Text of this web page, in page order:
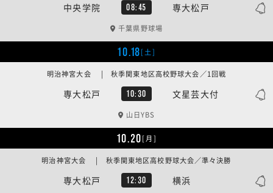
中央学院 08:45 専大松戸
千葉県野球場
10.18[土]
専大松戸 10:30 文星芸大付
明治神宮大会 | 秋季関東地区高校野球大会／1回戦
山日YBS
10.20[月]
専大松戸 12:30 横浜
明治神宮大会 | 秋季関東地区高校野球大会／準々決勝